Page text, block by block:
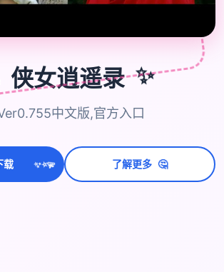
侠女逍遥录 ✨
中文版,官方入口
载 ✨⭐💫 了解更多 🤔